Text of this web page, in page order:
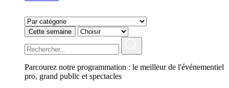
Cette semaine
Parcourez notre programmation : le meilleur de l'événementiel
pro, grand public et spectacles